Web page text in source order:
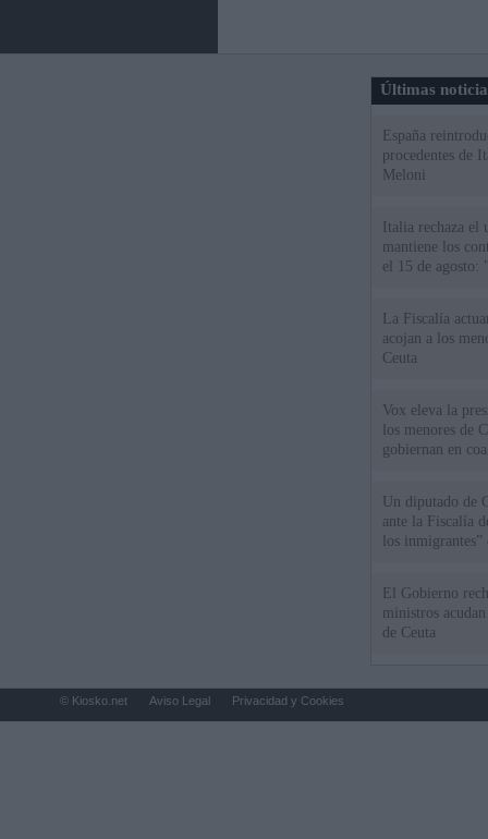
Últimas
España
procedentes de
Meloni
Italia rechaza
mantiene los
el 15 de agosto:
La Fiscalía
acojan a los
Ceuta
Vox eleva la
los menores de
gobiernan en
Un diputado de
ante la Fiscalía
los inmigrantes”
El Gobierno
ministros
de Ceuta
© Kiosko.net Aviso Legal Privacidad y Cookies